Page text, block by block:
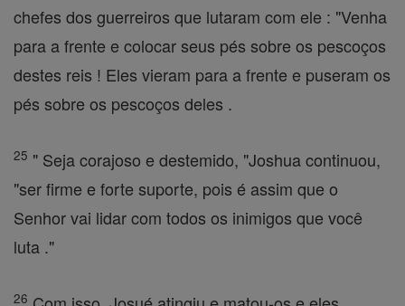
chefes dos guerreiros que lutaram com ele : "Venha
para a frente e colocar seus pés sobre os pescoços
destes reis ! Eles vieram para a frente e puseram os
pés sobre os pescoços deles .
25 " Seja corajoso e destemido, "Joshua continuou,
"ser firme e forte suporte, pois é assim que o
Senhor vai lidar com todos os inimigos que você
luta ."
26